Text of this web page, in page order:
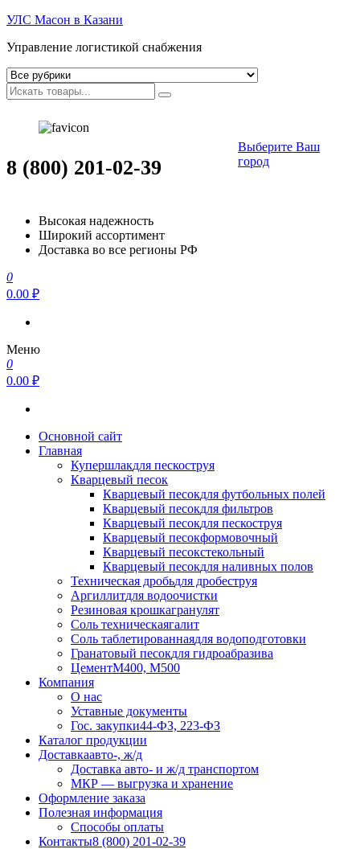
УЛС Масон в Казани
Управление логистикой снабжения
8 (800) 201-02-39
Выберите Ваш
город
Высокая надежность
Широкий ассортимент
Доставка во все регионы РФ
0
0.00 ₽
Меню
0
0.00 ₽
Основной сайт
Главная
Купершлакдля пескоструя
Кварцевый песок
Кварцевый песокдля футбольных полей
Кварцевый песокдля фильтров
Кварцевый песокдля пескоструя
Кварцевый песокформовочный
Кварцевый песокстекольный
Кварцевый песокдля наливных полов
Техническая дробьдля дробеструя
Аргиллитдля водоочистки
Резиновая крошкагранулят
Соль техническаягалит
Соль таблетированнаядля водоподготовки
Гранатовый песокдля гидроабразива
ЦементМ400, М500
Компания
О нас
Уставные документы
Гос. закупки44-ФЗ, 223-ФЗ
Каталог продукции
Доставкаавто-, ж/д
Доставка авто- и ж/д транспортом
МКР — выгрузка и хранение
Оформление заказа
Полезная информация
Способы оплаты
Контакты8 (800) 201-02-39